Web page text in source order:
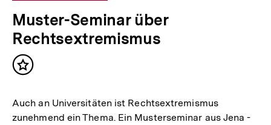
Muster-Seminar über
Rechtsextremismus
Inhalt
Auch an Universitäten ist Rechtsextremismus
zunehmend ein Thema. Ein Musterseminar aus Jena -